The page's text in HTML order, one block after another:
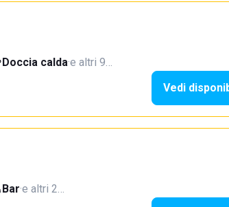
Doccia calda·e altri 9…
Vedi
Bar·e altri 2…